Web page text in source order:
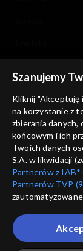
informacje o
Szanujemy
Kliknij "Akceptuję
na korzystanie z
zbierania danych,
końcowym i ich
Twoich danych
S.A. w likwidacji
Partnerów z IAB*
Partnerów TVP
które
przez nas